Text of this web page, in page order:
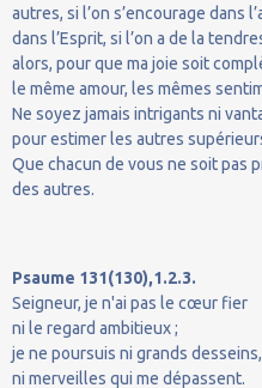
autres, si l’on s’encourage dans
dans l’Esprit, si l’on a de la
alors, pour que ma joie soit
le même amour, les mêmes
Ne soyez jamais intrigants ni
pour estimer les autres
Que chacun de vous ne soit pas
des autres.
Psaume 131(130),1.2.3.
Seigneur, je n'ai pas le cœur fier
ni le regard ambitieux ;
je ne poursuis ni grands desseins,
ni merveilles qui me dépassent.